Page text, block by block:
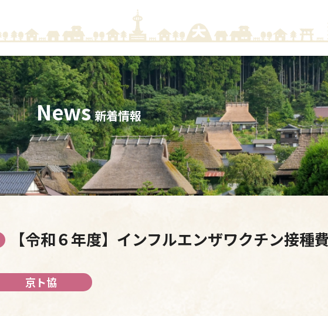
News 新着情報
【令和６年度】インフルエンザワクチン接種
京ト協